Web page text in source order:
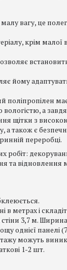
малу вагу, це
крім
йому
поліпропілен
а
щітки з
а також є
переробці.
відновлення
метрах і
3,7 м. Ширина
панелі
можуть
1-2 шт.